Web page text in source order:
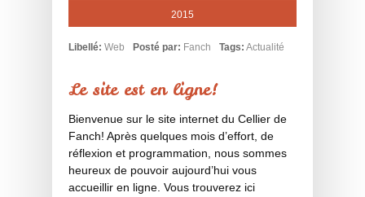
2015
Libellé: Web Posté par: Fanch Tags: Actualité
Le site est en ligne!
Bienvenue sur le site internet du Cellier de
Fanch! Après quelques mois d’effort, de
réflexion et programmation, nous sommes
heureux de pouvoir aujourd’hui vous
accueillir en ligne. Vous trouverez ici